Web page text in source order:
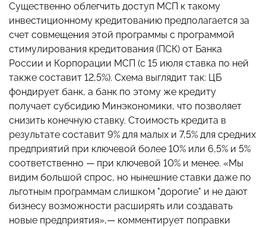
Существенно облегчить доступ МСП к такому
инвестиционному кредитованию предполагается за
счет совмещения этой программы с программой
стимулирования кредитования (ПСК) от Банка
России и Корпорации МСП (с 15 июля ставка по ней
также составит 12,5%). Схема выглядит так: ЦБ
фондирует банк, а банк по этому же кредиту
получает субсидию Минэкономики, что позволяет
снизить конечную ставку. Стоимость кредита в
результате составит 9% для малых и 7,5% для средних
предприятий при ключевой более 10% или 6,5% и 5%
соответственно — при ключевой 10% и менее. «Мы
видим большой спрос, но нынешние ставки даже по
льготным программам слишком "дорогие" и не дают
бизнесу возможности расширять или создавать
новые предприятия»,— комментирует поправки